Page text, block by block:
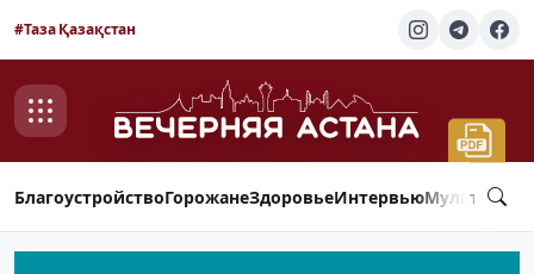
#Таза Қазақстан
БлагоустройствоГорожанеЗдоровьеИнтервью